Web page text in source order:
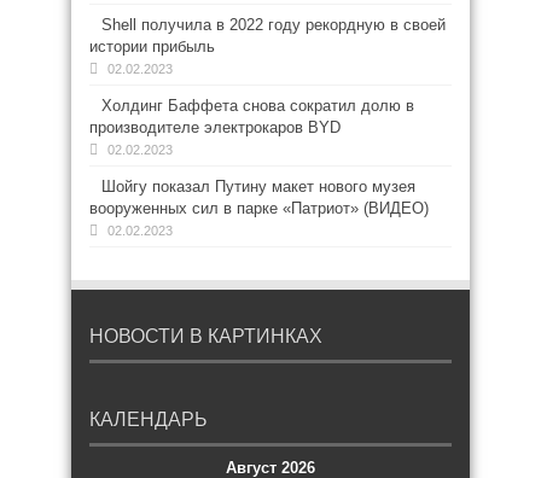
Shell получила в 2022 году рекордную в своей
истории прибыль
02.02.2023
Холдинг Баффета снова сократил долю в
производителе электрокаров BYD
02.02.2023
Шойгу показал Путину макет нового музея
вооруженных сил в парке «Патриот» (ВИДЕО)
02.02.2023
НОВОСТИ В КАРТИНКАХ
КАЛЕНДАРЬ
Август 2026